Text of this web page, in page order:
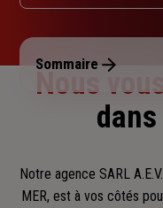
Dimanche : Fermé
Sommaire
Nous
Notre agence SARL
MER, est à vos côtés